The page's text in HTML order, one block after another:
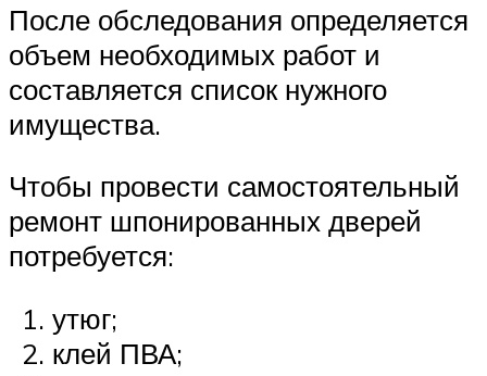
После обследования определяется
объем необходимых работ и
составляется список нужного
имущества.
Чтобы провести самостоятельный
ремонт шпонированных дверей
потребуется:
утюг;
клей ПВА;